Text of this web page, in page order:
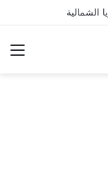
الشمالية